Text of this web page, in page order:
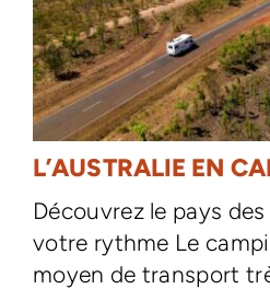
L’AUSTRALIE EN
Découvrez le pays
votre rythme Le
moyen de transport